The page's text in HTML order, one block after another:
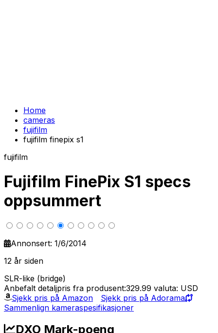
Home
cameras
fujifilm
fujifilm finepix s1
fujifilm
Fujifilm FinePix S1 specs
oppsummert
Annonsert: 1/6/2014
12 år siden
SLR-like (bridge)
Anbefalt detaljpris fra produsent:329.99 valuta: USD
Sjekk pris på Amazon
Sjekk pris på Adorama
Sammenlign kameraspesifikasjoner
DXO Mark-poeng